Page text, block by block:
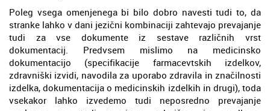
Poleg vsega omenjenega bi bilo dobro navesti tudi to, da
stranke lahko v dani jezični kombinaciji zahtevajo prevajanje
tudi za vse dokumente iz sestave različnih vrst
dokumentacij. Predvsem mislimo na medicinsko
dokumentacijo (specifikacije farmacevtskih izdelkov,
zdravniški izvidi, navodila za uporabo zdravila in značilnosti
izdelka, dokumentacija o medicinskih izdelkih in drugi), toda
vsekakor lahko izvedemo tudi neposredno prevajanje